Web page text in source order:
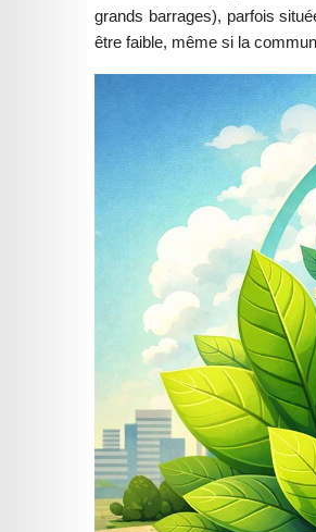
grands barrages), parfois
être faible, même si la